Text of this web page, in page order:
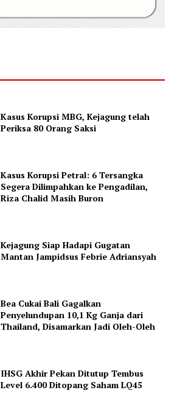
Kasus Korupsi MBG, Kejagung telah
Periksa 80 Orang Saksi
Kasus Korupsi Petral: 6 Tersangka
Segera Dilimpahkan ke Pengadilan,
Riza Chalid Masih Buron
Kejagung Siap Hadapi Gugatan
Mantan Jampidsus Febrie Adriansyah
Bea Cukai Bali Gagalkan
Penyelundupan 10,1 Kg Ganja dari
Thailand, Disamarkan Jadi Oleh-Oleh
IHSG Akhir Pekan Ditutup Tembus
Level 6.400 Ditopang Saham LQ45